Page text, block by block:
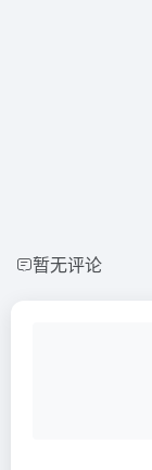
暂无评论